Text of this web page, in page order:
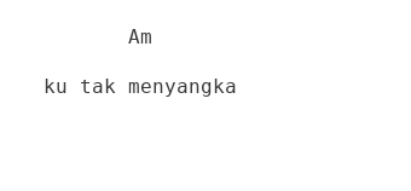
Am
ku tak menyangka